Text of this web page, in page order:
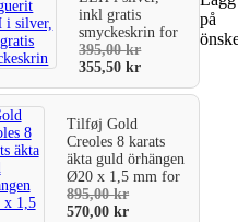
inkl gratis
smyckeskrinfor
395,00kr
355,50kr
TilføjGold
Creoles 8 karats
äkta guld örhängen
Ø20 x 1,5 mmfor
895,00kr
570,00kr
på